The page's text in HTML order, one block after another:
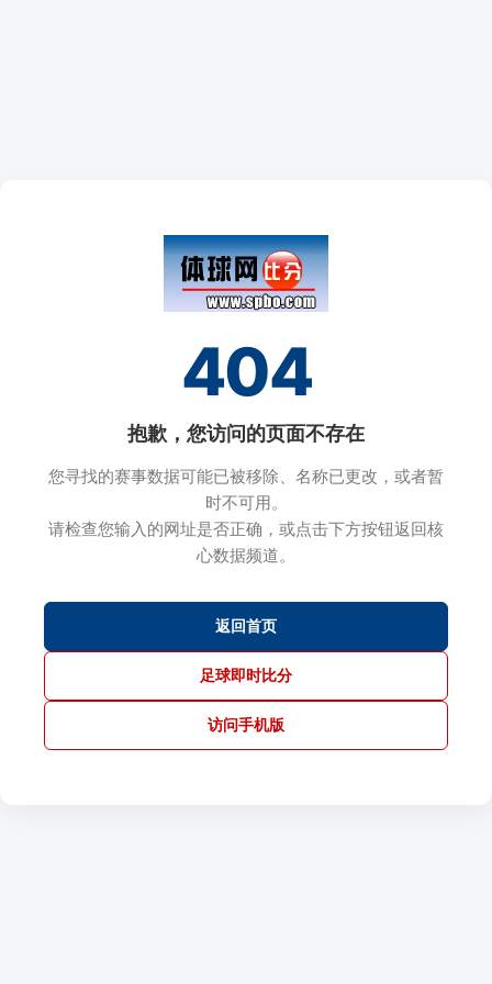
404
抱歉，您访问的页面不存在
您寻找的赛事数据可能已被移除、名称已更改，或者暂
时不可用。
请检查您输入的网址是否正确，或点击下方按钮返回核
心数据频道。
返回首页
足球即时比分
访问手机版